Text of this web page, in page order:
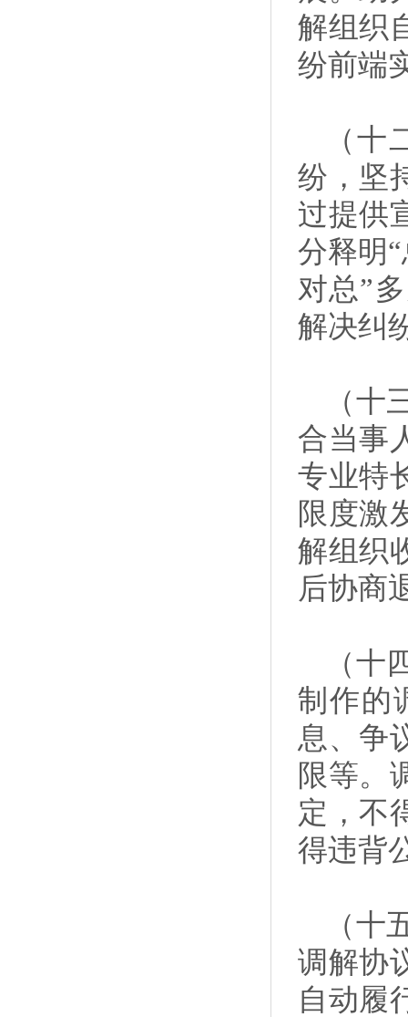
解组织
纷前端
（
纷，坚
过提供
分释明
对总”
解决纠
（
合当事
专业特
限度激
解组织
后协商
（
制作的
息、争
限等。
定，不
得违背
（
调解协
自动履